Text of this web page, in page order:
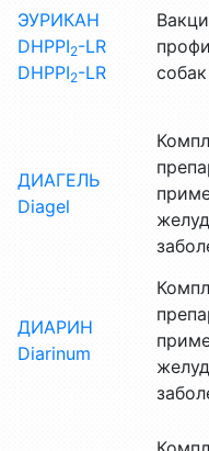
ЭУРИКАН
DHPPI2-LR
DHPPI2-LR
собак
ДИАГЕЛЬ
Diagel
ДИАРИН
Diarinum